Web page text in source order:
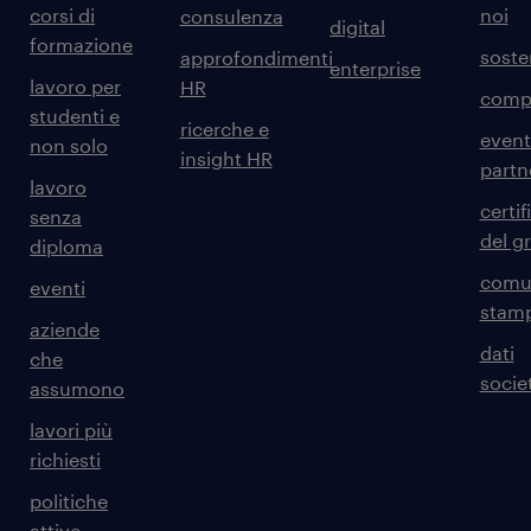
corsi di
formazione
lavoro per
studenti e
non solo
lavoro
senza
diploma
eventi
aziende
che
assumono
lavori più
richiesti
politiche
consulenza
approfondimenti
HR
ricerche e
insight HR
digital
enterprise
noi
del
dati